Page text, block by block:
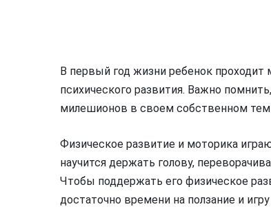
В первый год жизни ребенок
психического развития. Важно
милешионов в своем собственном
Физическое развитие и моторика
научится держать голову,
Чтобы поддержать его физическое
достаточно времени на ползание и